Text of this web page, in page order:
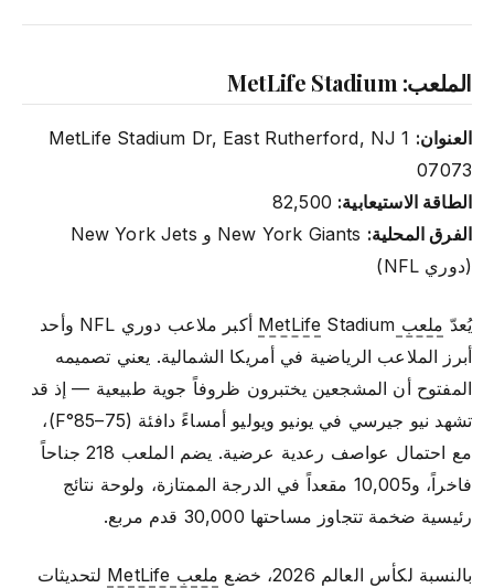
الملعب: MetLife Stadium
العنوان:
1 MetLife Stadium Dr, East Rutherford, NJ
07073
الطاقة الاستيعابية:
الفرق المحلية:
New York Giants و New York Jets
(دوري NFL)
يُعدّ ملعب MetLife
Stadium أكبر ملاعب دوري NFL وأحد
أبرز الملاعب الرياضية في أمريكا الشمالية. يعني تصميمه
المفتوح أن المشجعين يختبرون ظروفاً جوية طبيعية — إذ قد
تشهد نيو جيرسي في يونيو ويوليو أمساءً دافئة (75–85°F)،
مع احتمال عواصف رعدية عرضية. يضم الملعب 218 جناحاً
فاخراً، و10,005 مقعداً في الدرجة الممتازة، ولوحة نتائج
رئيسية ضخمة تتجاوز مساحتها 30,000 قدم مربع.
بالنسبة لكأس العالم 2026، خضع ملعب MetLife
لتحديثات